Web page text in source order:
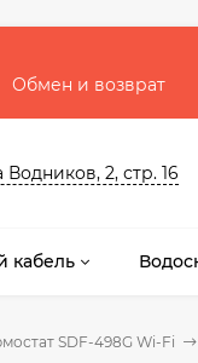
Обмен и возврат
2, стр. 16
кабель
SDF-498G Wi-Fi